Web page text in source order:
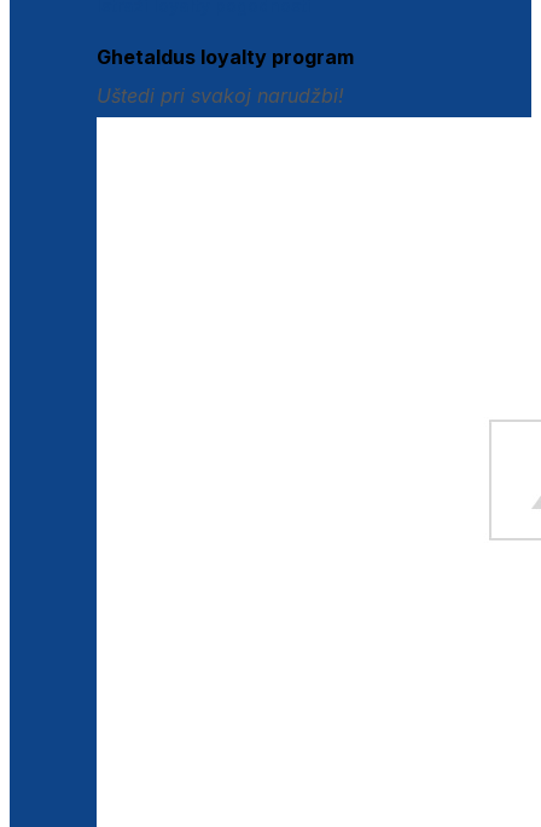
Ghetaldus loyalty program
Uštedi pri svakoj narudžbi!